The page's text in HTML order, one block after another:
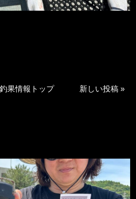
釣果情報トップ 新しい投稿 »